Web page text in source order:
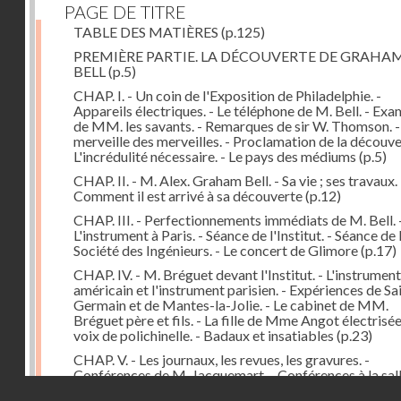
PAGE DE TITRE
TABLE DES MATIÈRES (p.125)
PREMIÈRE PARTIE. LA DÉCOUVERTE DE
BELL (p.5)
CHAP. I. - Un coin de l'Exposition de Philadelphie. -
Appareils électriques. - Le téléphone de M. Bell. -
de MM. les savants. - Remarques de sir W. Thomson.
merveille des merveilles. - Proclamation de la
L'incrédulité nécessaire. - Le pays des médiums (p.5)
CHAP. II. - M. Alex. Graham Bell. - Sa vie ; ses travaux.
Comment il est arrivé à sa découverte(p.12)
CHAP. III. - Perfectionnements immédiats de M. Bell.
L'instrument à Paris. - Séance de l'Institut. - Séance de
Société des Ingénieurs. - Le concert de Glimore(p.17)
CHAP. IV. - M. Bréguet devant l'Institut. - L'instrument
américain et l'instrument parisien. - Expériences de
Germain et de Mantes-la-Jolie. - Le cabinet de MM.
Bréguet père et fils. - La fille de Mme Angot
voix de polichinelle. - Badaux et insatiables (p.23)
CHAP. V. - Les journaux, les revues, les gravures. -
Conférences de M. Jacquemart. - Conférences à la